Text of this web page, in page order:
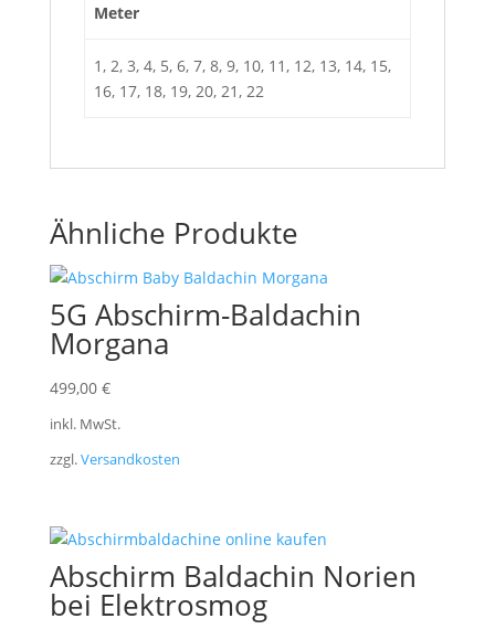
Meter
1, 2, 3, 4, 5, 6, 7, 8, 9, 10, 11, 12, 13, 14, 15,
16, 17, 18, 19, 20, 21, 22
Ähnliche Produkte
5G Abschirm-Baldachin
Morgana
499,00 €
inkl. MwSt.
zzgl.Versandkosten
Abschirm Baldachin Norien
bei Elektrosmog